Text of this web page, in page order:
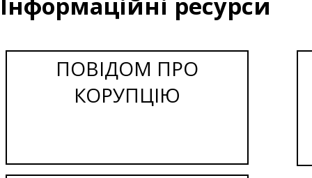
ПОВІДОМ ПРО
КОРУПЦІЮ